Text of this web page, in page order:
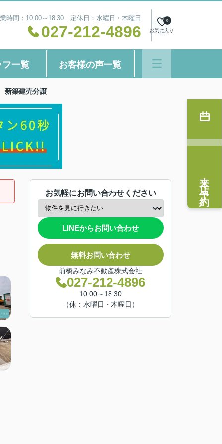
時間：10:00～18:30 定休日：水曜日・木曜日
027-212-4896 お気に入り
0
フ一覧 お客様の声一覧
新築建売分譲
お気軽にお問い合わせください
LINEからお問い合わせ
無料お問い合わせ
前橋みなみ不動産株式会社
027-212-4896
10:00～18:30
（休：水曜日・木曜日）
来店予約